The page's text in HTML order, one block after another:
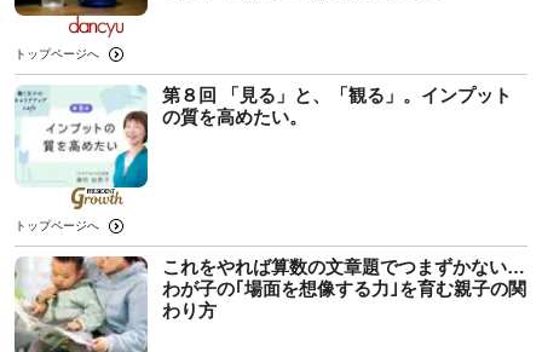
トップページへ
第８回 「見る」と、「観る」。インプット
の質を高めたい。
トップページへ
これをやれば算数の文章題でつまずかない…
わが子の｢場面を想像する力｣を育む親子の関
わり方